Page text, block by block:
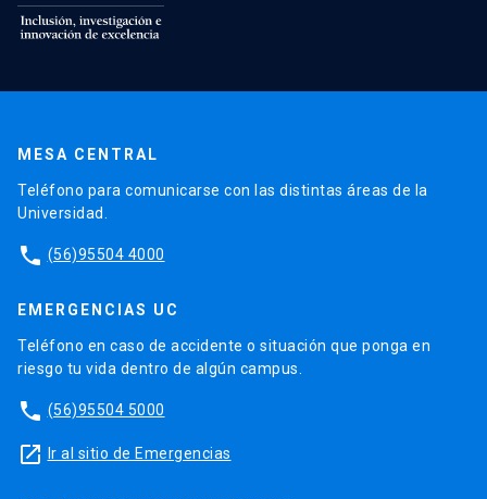
MESA CENTRAL
Teléfono para comunicarse con las distintas áreas de la
Universidad.
phone (56)95504 4000
EMERGENCIAS UC
Teléfono en caso de accidente o situación que ponga en
riesgo tu vida dentro de algún campus.
phone (56)95504 5000
launch Ir al sitio de Emergencias